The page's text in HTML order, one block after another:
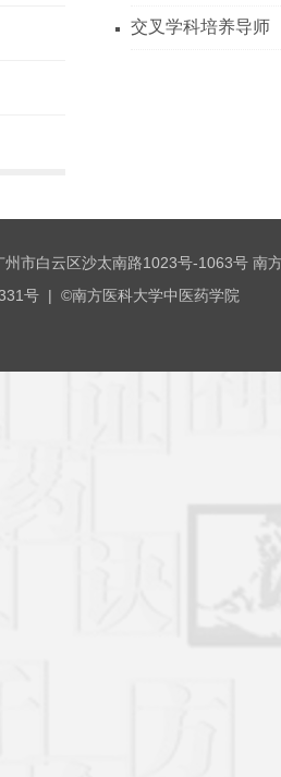
交叉学科培养导师
州市白云区沙太南路1023号-1063号 南
号 | ©南方医科大学中医药学院